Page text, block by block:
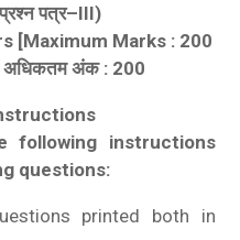
पत्र–III)
[Maximum Marks : 200
अधिकतम अंक : 200
following instructions
questions:
printed both in